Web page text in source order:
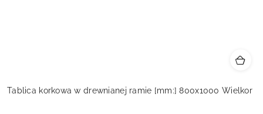
Tablica korkowa w drewnianej ramie [mm:] 800x1000 Wielkor